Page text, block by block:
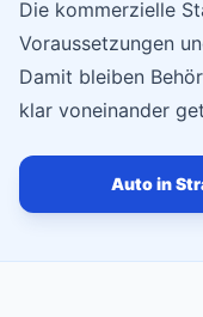
Die kommerzielle
Voraussetzungen
Damit bleiben
klar voneinander
Auto in